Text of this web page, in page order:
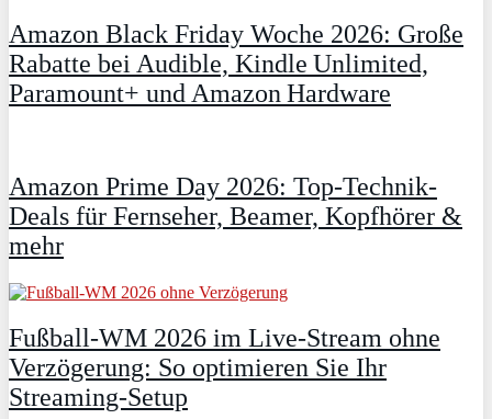
Amazon Black Friday Woche 2026: Große
Rabatte bei Audible, Kindle Unlimited,
Paramount+ und Amazon Hardware
Amazon Prime Day 2026: Top-Technik-
Deals für Fernseher, Beamer, Kopfhörer &
mehr
Fußball-WM 2026 im Live-Stream ohne
Verzögerung: So optimieren Sie Ihr
Streaming-Setup